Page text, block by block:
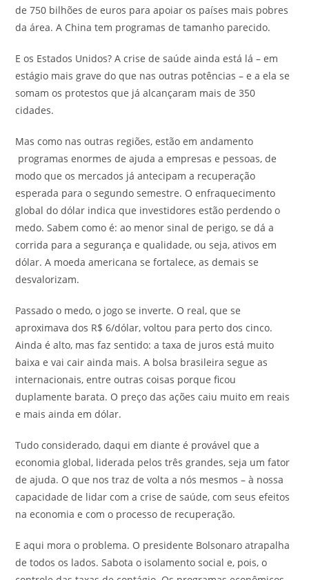
de 750 bilhões de euros para apoiar os países mais pobres
da área. A China tem programas de tamanho parecido.
E os Estados Unidos? A crise de saúde ainda está lá – em
estágio mais grave do que nas outras potências – e a ela se
somam os protestos que já alcançaram mais de 350
cidades.
Mas como nas outras regiões, estão em andamento
programas enormes de ajuda a empresas e pessoas, de
modo que os mercados já antecipam a recuperação
esperada para o segundo semestre. O enfraquecimento
global do dólar indica que investidores estão perdendo o
medo. Sabem como é: ao menor sinal de perigo, se dá a
corrida para a segurança e qualidade, ou seja, ativos em
dólar. A moeda americana se fortalece, as demais se
desvalorizam.
Passado o medo, o jogo se inverte. O real, que se
aproximava dos R$ 6/dólar, voltou para perto dos cinco.
Ainda é alto, mas faz sentido: a taxa de juros está muito
baixa e vai cair ainda mais. A bolsa brasileira segue as
internacionais, entre outras coisas porque ficou
duplamente barata. O preço das ações caiu muito em reais
e mais ainda em dólar.
Tudo considerado, daqui em diante é provável que a
economia global, liderada pelos três grandes, seja um fator
de ajuda. O que nos traz de volta a nós mesmos – à nossa
capacidade de lidar com a crise de saúde, com seus efeitos
na economia e com o processo de recuperação.
E aqui mora o problema. O presidente Bolsonaro atrapalha
de todos os lados. Sabota o isolamento social e, pois, o